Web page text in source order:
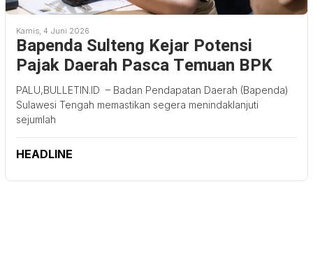
Kamis, 4 Juni 2026
Bapenda Sulteng Kejar Potensi
Pajak Daerah Pasca Temuan BPK
PALU,BULLETIN.ID – Badan Pendapatan Daerah (Bapenda)
Sulawesi Tengah memastikan segera menindaklanjuti
sejumlah
HEADLINE